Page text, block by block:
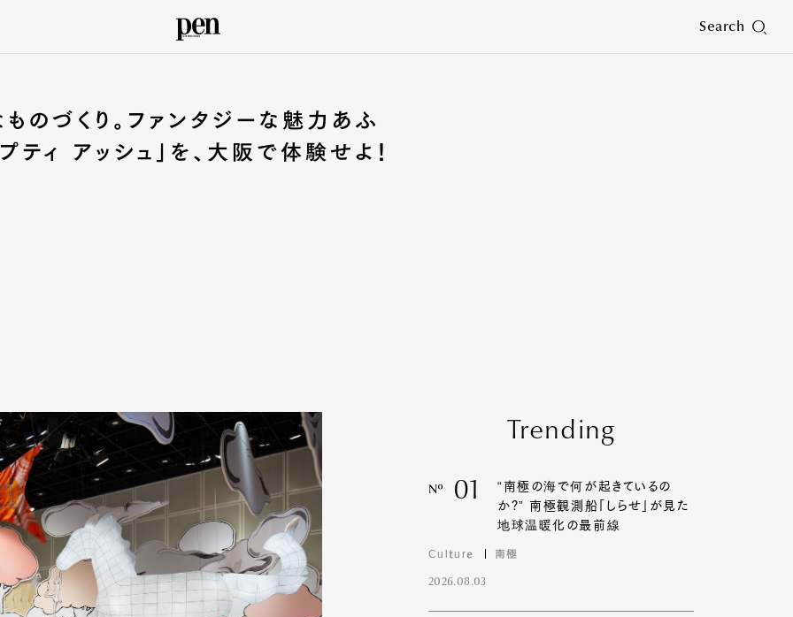
Search
のづくり。ファンタジーな魅力あふ
アッシュ」を、大阪で体験せよ！
Trending
Nº 01
“南極の海で何が起きているの
か?” 南極観測船「しらせ」が見た
地球温暖化の最前線
Culture 南極
2026.08.03